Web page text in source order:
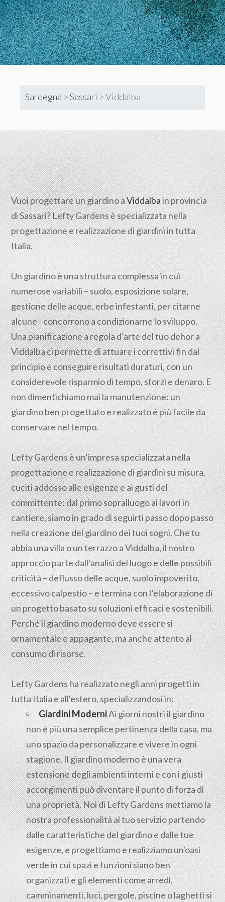
Sardegna >Sassari >Viddalba
Vuoi progettare un giardino aViddalbain provincia
diSassari? Lefty Gardens è specializzata nella
progettazione e realizzazione di giardini in tutta
Italia.
Un giardino è una struttura complessa in cui
numerose variabili – suolo, esposizione solare,
gestione delle acque, erbe infestanti, per citarne
alcune - concorrono a condizionarne lo sviluppo.
Una pianificazione a regola d’arte del tuo dehor a
Viddalba ci permette di attuare i correttivi fin dal
principio e conseguire risultati duraturi, con un
considerevole risparmio di tempo, sforzi e denaro. E
non dimentichiamo mai la manutenzione: un
giardino ben progettato e realizzato è più facile da
conservare nel tempo.
Lefty Gardens è un’impresa specializzata nella
progettazionee realizzazione di giardini su misura,
cuciti addosso alle esigenze e ai gusti del
committente: dal primo sopralluogo ai lavori in
cantiere, siamo in grado di seguirti passo dopo passo
nella creazione del giardino dei tuoi sogni. Che tu
abbia una villa o un terrazzo a Viddalba, il nostro
approccio parte dall’analisi del luogo e delle possibili
criticità – deflusso delle acque, suolo impoverito,
eccessivo calpestio – e termina con l’elaborazione di
un progetto basato su soluzioni efficaci e sostenibili.
Perché il giardino moderno deve essere sì
ornamentale e appagante, ma anche attento al
consumo di risorse.
Lefty Gardens ha realizzato negli anni progetti in
tutta Italia e all'estero, specializzandosi in:
Giardini ModerniAi giorni nostri il giardino
non è più una semplice pertinenza della casa, ma
uno spazio da personalizzare e vivere in ogni
stagione. Il giardino moderno è una vera
estensione degli ambienti interni e con i giusti
accorgimenti può diventare il punto di forza di
una proprietà. Noi di Lefty Gardens mettiamo la
nostra professionalità al tuo servizio partendo
dalle caratteristiche del giardino e dalle tue
esigenze, e progettiamo e realizziamo un'oasi
verde in cui spazi e funzioni siano ben
organizzati e gli elementi come arredi,
camminamenti, luci, pergole, piscine o laghetti si